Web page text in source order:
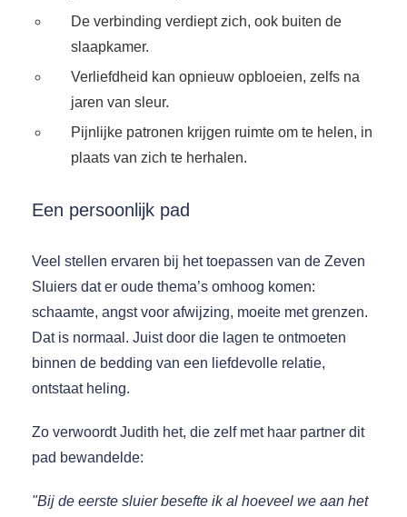
De verbinding verdiept zich, ook buiten de
slaapkamer.
Verliefdheid kan opnieuw opbloeien, zelfs na
jaren van sleur.
Pijnlijke patronen krijgen ruimte om te helen, in
plaats van zich te herhalen.
Een persoonlijk pad
Veel stellen ervaren bij het toepassen van de Zeven
Sluiers dat er oude thema’s omhoog komen:
schaamte, angst voor afwijzing, moeite met grenzen.
Dat is normaal. Juist door die lagen te ontmoeten
binnen de bedding van een liefdevolle relatie,
ontstaat heling.
Zo verwoordt Judith het, die zelf met haar partner dit
pad bewandelde:
"Bij de eerste sluier besefte ik al hoeveel we aan het